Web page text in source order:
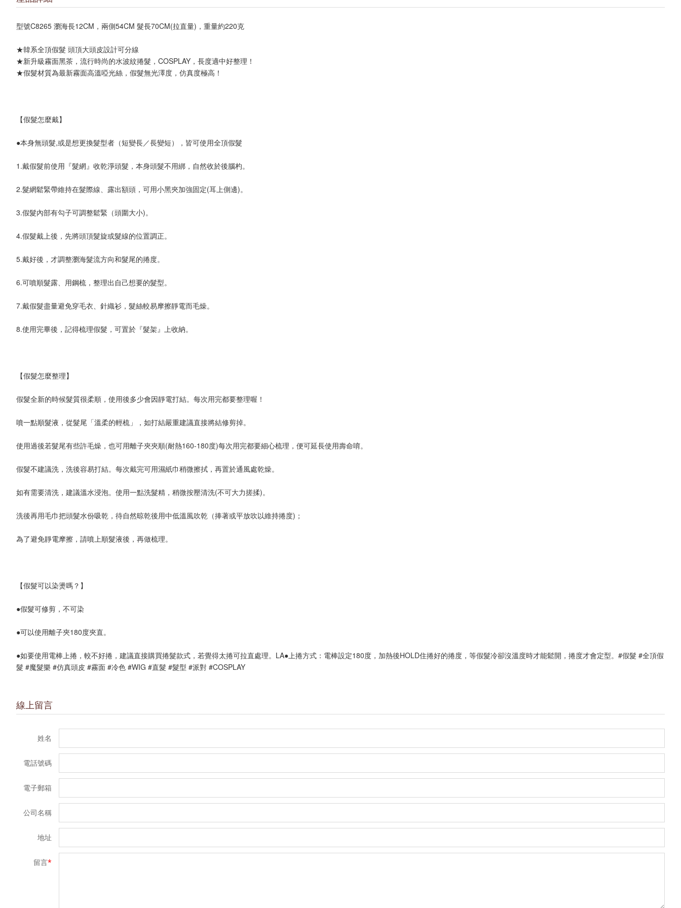
型號C8265 瀏海長12CM，兩側54CM 髮長70CM(拉直量)，重量約220克
★韓系全頂假髮 頭頂大頭皮設計可分線
★新升級霧面黑茶，流行時尚的水波紋捲髮，COSPLAY，長度適中好整理！
★假髮材質為最新霧面高溫啞光絲，假髮無光澤度，仿真度極高！
【假髮怎麼戴】
●本身無頭髮,或是想更換髮型者（短變長／長變短），皆可使用全頂假髮
1.戴假髮前使用『髮網』收乾淨頭髮，本身頭髮不用綁，自然收於後腦杓。
2.髮網鬆緊帶維持在髮際線、露出額頭，可用小黑夾加強固定(耳上側邊)。
3.假髮內部有勾子可調整鬆緊（頭圍大小)。
4.假髮戴上後，先將頭頂髮旋或髮線的位置調正。
5.戴好後，才調整瀏海髮流方向和髮尾的捲度。
6.可噴順髮露、用鋼梳，整理出自己想要的髮型。
7.戴假髮盡量避免穿毛衣、針織衫，髮絲較易摩擦靜電而毛燥。
8.使用完畢後，記得梳理假髮，可置於『髮架』上收納。
【假髮怎麼整理】
假髮全新的時候髮質很柔順，使用後多少會因靜電打結。每次用完都要整理喔！
噴一點順髮液，從髮尾「溫柔的輕梳」，如打結嚴重建議直接將結修剪掉。
使用過後若髮尾有些許毛燥，也可用離子夾夾順(耐熱160-180度)每次用完都要細心梳理，便可延長使用壽命唷。
假髮不建議洗，洗後容易打結。每次戴完可用濕紙巾稍微擦拭，再置於通風處乾燥。
如有需要清洗，建議溫水浸泡。使用一點洗髮精，稍微按壓清洗(不可大力搓揉)。
洗後再用毛巾把頭髮水份吸乾，待自然晾乾後用中低溫風吹乾（捧著或平放吹以維持捲度)；
為了避免靜電摩擦，請噴上順髮液後，再做梳理。
【假髮可以染燙嗎？】
●假髮可修剪，不可染
●可以使用離子夾180度夾直。
●如要使用電棒上捲，較不好捲，建議直接購買捲髮款式，若覺得太捲可拉直處理。LA●上捲方式：電棒設定180度，加熱後HOLD住捲好的捲度，等假髮冷卻沒溫度時才能鬆開，捲度才會定型。#假髮 #全頂假
髮 #魔髮樂 #仿真頭皮 #霧面 #冷色 #WIG #直髮 #髮型 #派對 #COSPLAY
線上留言
姓名
電話號碼
電子郵箱
公司名稱
地址
留言*